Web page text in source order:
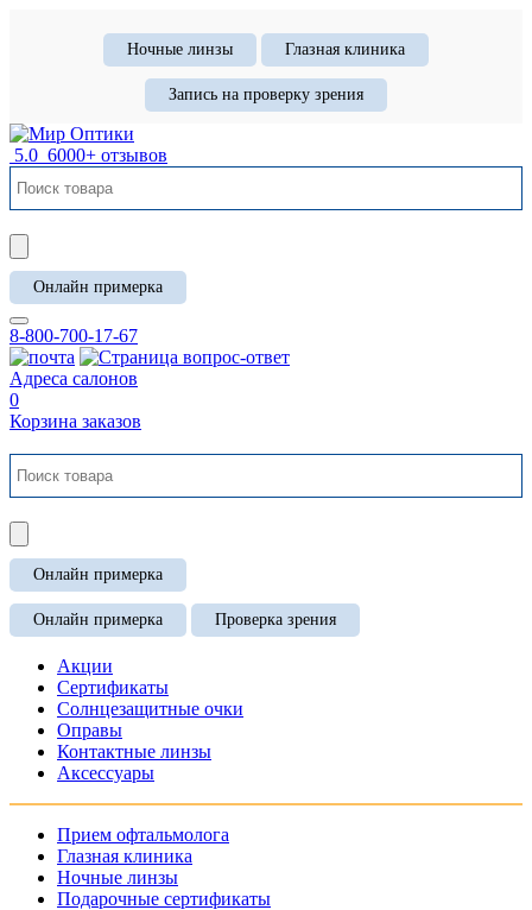
Ночные линзы Глазная клиника
Запись на проверку зрения
5.0 6000+ отзывов
Онлайн примерка
8-800-700-17-67
Адреса салонов
0
Корзина заказов
Онлайн примерка
Онлайн примерка Проверка зрения
Акции
Сертификаты
Солнцезащитные очки
Оправы
Контактные линзы
Аксессуары
Прием офтальмолога
Глазная клиника
Ночные линзы
Подарочные сертификаты